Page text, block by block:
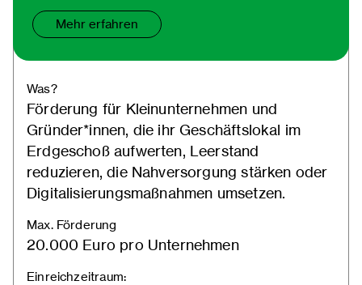
Mehr erfahren
Was?
Förderung für Kleinunternehmen und
Gründer*innen, die ihr Geschäftslokal im
Erdgeschoß aufwerten, Leerstand
reduzieren, die Nahversorgung stärken oder
Digitalisierungsmaßnahmen umsetzen.
Max. Förderung
20.000 Euro pro Unternehmen
Einreichzeitraum: